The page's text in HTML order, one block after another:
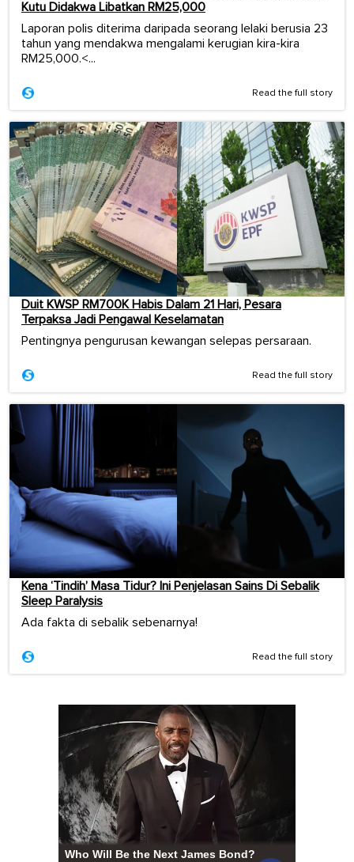
Kutu Didakwa Libatkan RM25,000
Laporan polis diterima daripada seorang lelaki berusia 23
tahun yang mendakwa mengalami kerugian kira-kira
RM25,000.<...
Read the full story
Duit KWSP RM700K Habis Dalam 21 Hari, Pesara
Terpaksa Jadi Pengawal Keselamatan
Pentingnya pengurusan kewangan selepas persaraan.
Read the full story
Kena ‘Tindih’ Masa Tidur? Ini Penjelasan Sains Di Sebalik
Sleep Paralysis
Ada fakta di sebalik sebenarnya!
Read the full story